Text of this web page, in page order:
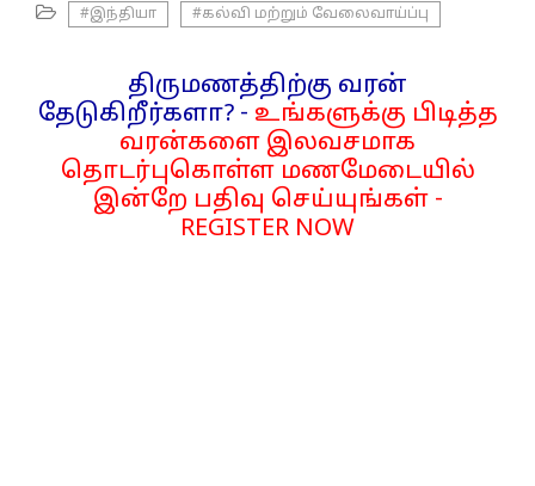
#இந்தியா #கல்வி மற்றும் வேலைவாய்ப்பு
திருமணத்திற்கு வரன்
தேடுகிறீர்களா? - உங்களுக்கு பிடித்த
வரன்களை இலவசமாக
தொடர்புகொள்ள மணமேடையில்
இன்றே பதிவு செய்யுங்கள் -
REGISTER NOW